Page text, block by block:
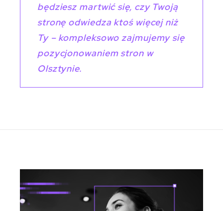
będziesz martwić się, czy Twoją
stronę odwiedza ktoś więcej niż
Ty – kompleksowo zajmujemy się
pozycjonowaniem stron w
Olsztynie.